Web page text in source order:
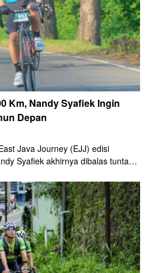
Km, Nandy Syafiek Ingin
Depan
Java Journey (EJJ) edisi
Syafiek akhirnya dibalas tuntas
competitive.